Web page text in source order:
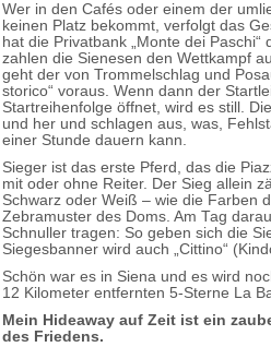
Wer in den Cafés oder einem der
keinen Platz bekommt, verfolgt das
hat die Privatbank „Monte dei
zahlen die Sienesen den Wettkampf
geht der von Trommelschlag und
storico“ voraus. Wenn dann der
Startreihenfolge öffnet, wird es still.
und her und schlagen aus, was,
einer Stunde dauern kann.
Sieger ist das erste Pferd, das die
mit oder ohne Reiter. Der Sieg allein
Schwarz oder Weiß – wie die Farben
Zebramuster des Doms. Am Tag
Schnuller tragen: So geben sich die
Siegesbanner wird auch „Cittino“
Schön war es in Siena und es wird
12 Kilometer entfernten 5-Sterne La
Mein Hideaway auf Zeit ist ein
des Friedens.